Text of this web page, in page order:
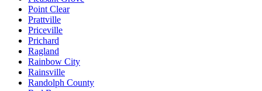
Point Clear
Prattville
Priceville
Prichard
Ragland
Rainbow City
Rainsville
Randolph County